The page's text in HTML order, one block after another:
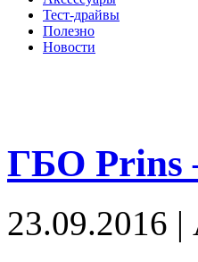
Тест-драйвы
Полезно
Новости
ГБО Prins
23.09.2016 |